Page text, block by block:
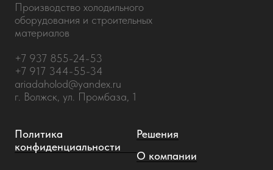
Производство холодильного
оборудования и строительных
материалов
+7 937 855-24-53
+7 917 344-55-34
ariadaholod@yandex.ru
г. Волжск, ул. Промбаза, 1
Политика
конфиденциальности
Решения
О компании